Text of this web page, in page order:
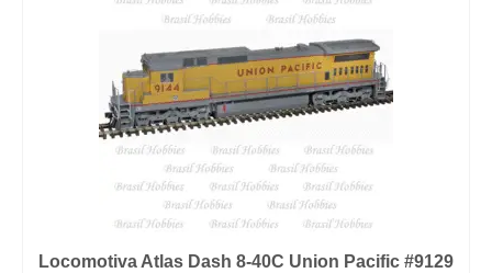
Locomotiva Atlas Dash 8-40C Union Pacific #9129